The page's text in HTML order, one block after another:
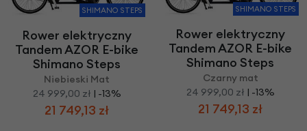
SHIMANO STEPS
Rower elektryczny
Tandem AZOR E-bike
Shimano Steps
Niebieski Mat
24 999,00 zł | -13%
21 749,13 zł
SHIMANO STEPS
Rower elektryczny
Tandem AZOR E-bike
Shimano Steps
Czarny mat
24 999,00 zł | -13%
21 749,13 zł